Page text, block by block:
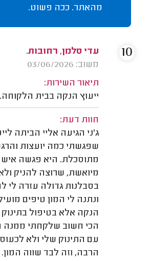
מהאתר. ככה פשוט.
עדי סלמן, רחובות.
משוב: 03/06/2026
תיאור השירות:
ייעוץ הנקה בבית הלקוחה.
חוות דעת:
ג'ני הגיעה אליי הביתה
שפגשתי כמה יועצות
מתוסכלת. היא פגשה
מיואשת, שרוצה להניק
בסבלנות גדולה עזרה לי
ונתנה לי המון טיפים
הנקה אלא בטיפול
הכי חשוב שלקחתי ממנה
עם התינוק שלי ולא
הרבה, וזה לבד שווה
10